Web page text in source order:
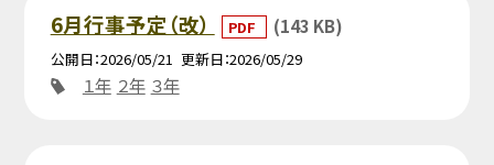
6月行事予定（改） PDF (143 KB)
公開日 2026/05/21 更新日 2026/05/29
１年 ２年 ３年